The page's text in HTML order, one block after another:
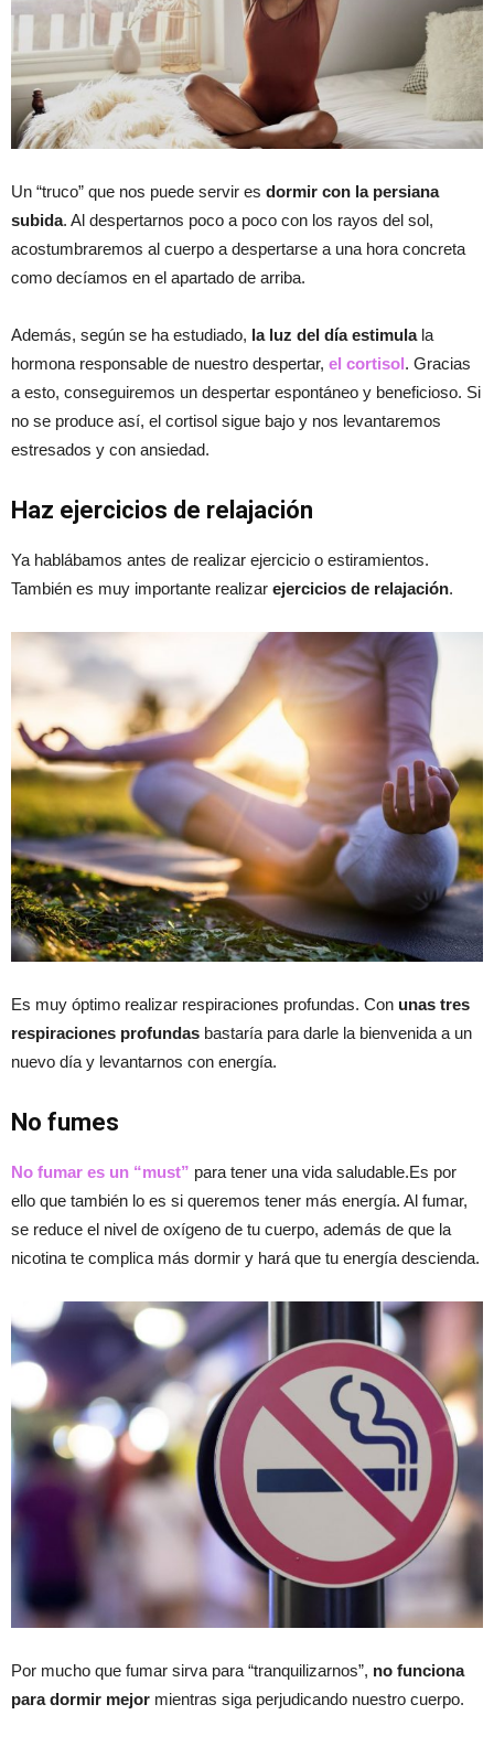
Un “truco” que nos puede servir es dormir con la persiana
subida. Al despertarnos poco a poco con los rayos del sol,
acostumbraremos al cuerpo a despertarse a una hora concreta
como decíamos en el apartado de arriba.
Además, según se ha estudiado, la luz del día estimulala
hormona responsable de nuestro despertar, el cortisol. Gracias
a esto, conseguiremos un despertar espontáneo y beneficioso. Si
no se produce así, el cortisol sigue bajo y nos levantaremos
estresados y con ansiedad.
Haz ejercicios de relajación
Ya hablábamos antes de realizar ejercicio o estiramientos.
También es muy importante realizar ejercicios de relajación.
Es muy óptimo realizar respiraciones profundas. Con unas tres
respiraciones profundas bastaría para darle la bienvenida a un
nuevo día y levantarnos con energía.
No fumes
No fumar es un “must” para tener una vida saludable.Es por
ello que también lo es si queremos tener más energía. Al fumar,
se reduce el nivel de oxígeno de tu cuerpo, además de que la
nicotina te complica más dormir y hará que tu energía descienda.
Por mucho que fumar sirva para “tranquilizarnos”, no funciona
para dormir mejor mientras siga perjudicando nuestro cuerpo.